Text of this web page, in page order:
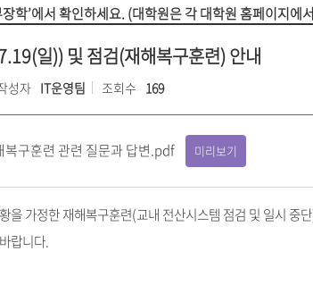
학생보험
’에서 확인하세요. (대학원은 각 대학원 홈페이지에
일)) 및 점검(재해복구훈련) 안내
성자 IT운영팀 조회수 169
구훈련 관련 질문과 답변.pdf 미리보기
가정한 재해복구훈련(교내 전산시스템 점검 및 일시 중
랍니다.